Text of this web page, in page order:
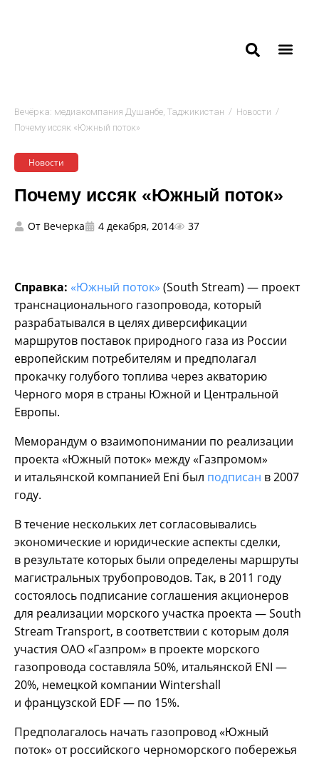
Вечёрка: медиакомпания Душанбе, Таджикистан / Новости /
Почему иссяк «Южный поток»
Новости
Почему иссяк «Южный поток»
От Вечерка 4 декабря, 2014 37
Справка: «Южный поток» (South Stream) — проект
транснационального газопровода, который
разрабатывался в целях диверсификации
маршрутов поставок природного газа из России
европейским потребителям и предполагал
прокачку голубого топлива через акваторию
Черного моря в страны Южной и Центральной
Европы.
Меморандум о взаимопонимании по реализации
проекта «Южный поток» между «Газпромом»
и итальянской компанией Eni был подписан в 2007
году.
В течение нескольких лет согласовывались
экономические и юридические аспекты сделки,
в результате которых были определены маршруты
магистральных трубопроводов. Так, в 2011 году
состоялось подписание соглашения акционеров
для реализации морского участка проекта — South
Stream Transport, в соответствии с которым доля
участия ОАО «Газпром» в проекте морского
газопровода составляла 50%, итальянской ENI —
20%, немецкой компании Wintershall
и французской EDF — по 15%.
Предполагалось начать газопровод «Южный
поток» от российского черноморского побережья